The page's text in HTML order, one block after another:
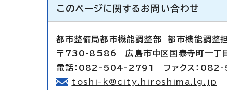
このページに関する お問い合わせ
都市整備局都市機能調整部 都市機能調整
〒730-8586 広島市中区国泰寺町一丁
電話：082-504-2791 ファクス：
toshi-k@city.hiroshima.lg.jp